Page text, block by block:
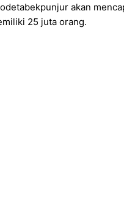
akan
25 juta orang.